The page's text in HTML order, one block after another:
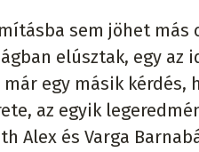
sem jöhet más
elúsztak, egy az
már egy másik
az egyik
Alex és Varga